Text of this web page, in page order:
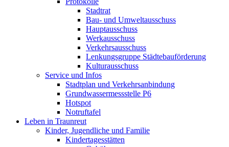
Stadtrat
Bau- und Umweltausschuss
Hauptausschuss
Werkausschuss
Verkehrsausschuss
Lenkungsgruppe Städtebauförderung
Kulturausschuss
Service und Infos
Stadtplan und Verkehrsanbindung
Grundwassermessstelle P6
Hotspot
Notruftafel
Leben in Traunreut
Kinder, Jugendliche und Familie
Kindertagesstätten